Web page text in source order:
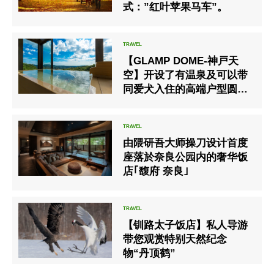
式：”红叶苹果马车”。
【GLAMP DOME-神戸天
空】开设了有温泉及可以带
同爱犬入住的高端户型圆顶
由隈研吾大师操刀设计首度
座落於奈良公园内的奢华饭
店｢馥府 奈良｣
【钏路太子饭店】私人导游
带您观赏特别天然纪念
物“丹顶鹤”